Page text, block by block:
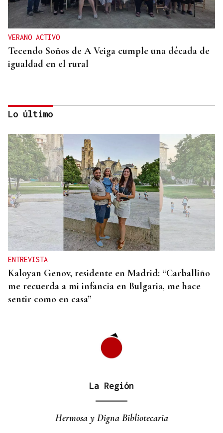
VERANO ACTIVO
Tecendo Soños de A Veiga cumple una década de
igualdad en el rural
QUEN CHO DIXO
¿Sabe usted que en A Veiga están orgullosos de la
bandera en ondea allí?
Lo último
ENTREVISTA
Kaloyan Genov, residente en Madrid: “Carballiño
me recuerda a mi infancia en Bulgaria, me hace
sentir como en casa”
La Región
Hermosa y Digna Bibliotecaria